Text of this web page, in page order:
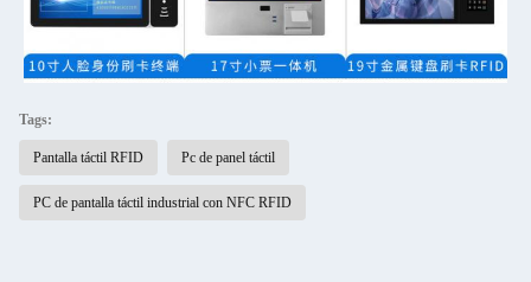
Tags:
Pantalla táctil RFID Pc de panel táctil
PC de pantalla táctil industrial con NFC RFID